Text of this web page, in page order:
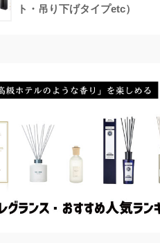
ト・吊り下げタイプetc）